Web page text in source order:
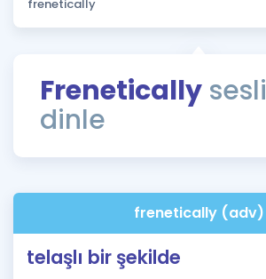
Puan Hesaplama
ÖSYM Sınav Takvimi
Kampanyalar
İngilizce Gramer
Frenetically sesli
dinle
frenetically (adv)
telaşlı bir şekilde